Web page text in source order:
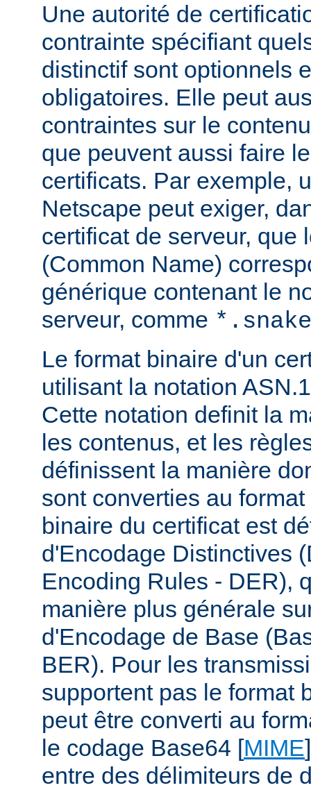
Une autorité de
contrainte spécifiant
distinctif sont optionnels
obligatoires. Elle peut
contraintes sur le
que peuvent aussi faire
certificats. Par exemple,
Netscape peut exiger,
certificat de serveur, que
(Common Name)
générique contenant le
serveur, comme
Le format binaire d'un
utilisant la notation
Cette notation definit la
les contenus, et les
définissent la manière
sont converties au
binaire du certificat est
d'Encodage Distinctives
Encoding Rules - DER),
manière plus générale
d'Encodage de Base
BER). Pour les
supportent pas le format
peut être converti au
le codage Base64 [MIME
entre des délimiteurs de